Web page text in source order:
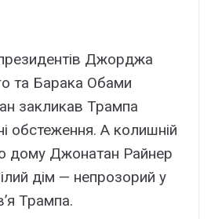
Джорджа
та Барака Обами
закликав Трампа
обстеження. А колишній
дому Джонатан Райнер
дім — непрозорий у
Трампа.